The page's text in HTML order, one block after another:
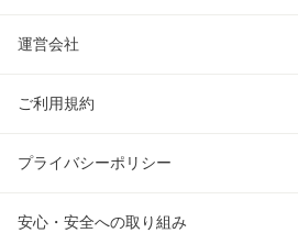
運営会社
ご利用規約
プライバシーポリシー
安心・安全への取り組み